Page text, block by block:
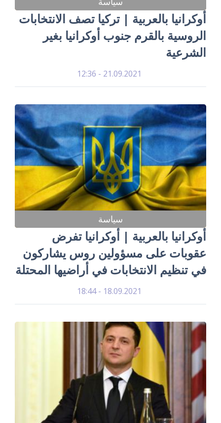
أوكرانيا بالعربية | تركيا تصف الانتخابات
الروسية بالقرم جنوب أوكرانيا بغير
الشرعية
21.09.2021 - 12:36
سياسة
أوكرانيا بالعربية | أوكرانيا تفرض
عقوبات على مسؤولين روس يشاركون
في تنظيم الانتخابات في أراضيها المحتلة
18.09.2021 - 18:44